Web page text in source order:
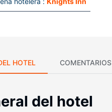
HOTEL COMENTARIOS
del hotel